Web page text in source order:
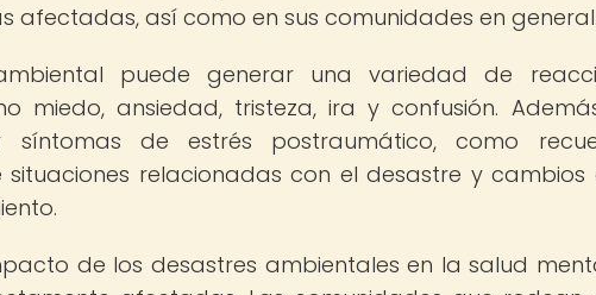
afectadas, así como en sus comunidades en general.
puede generar una variedad de
miedo, ansiedad, tristeza, ira y confusión.
síntomas de estrés postraumático, como
situaciones relacionadas con el desastre y cambios
de los desastres ambientales en la salud